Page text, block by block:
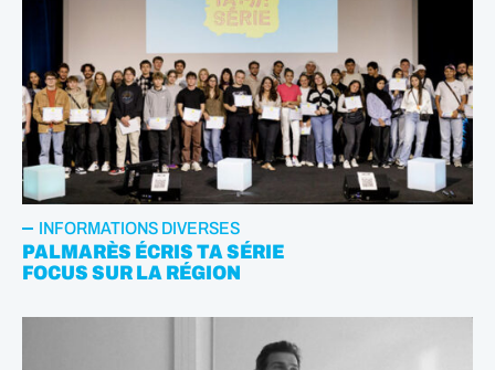
INFORMATIONS DIVERSES
PALMARÈS ÉCRIS TA SÉRIE
FOCUS SUR LA RÉGION